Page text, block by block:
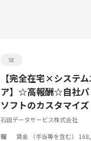
SE
【完全在宅×システ
ア】☆高報酬☆自社パ
ソフトのカスタマイズ
石田データサービス株式会社
報
賃金 （手当等を含む）